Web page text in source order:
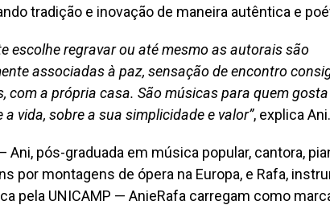
tradição e inovação de maneira autêntica e
escolhe regravar ou até mesmo as autorais são
associadas à paz, sensação de encontro
com a própria casa. São músicas para quem
vida, sobre a sua simplicidade e valor”, explica Ani.
pós-graduada em música popular, cantora,
por montagens de ópera na Europa, e Rafa,
pela UNICAMP — AnieRafa carregam como